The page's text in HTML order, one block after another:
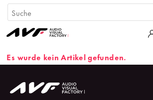
Es wurde kein Artikel gefunden.